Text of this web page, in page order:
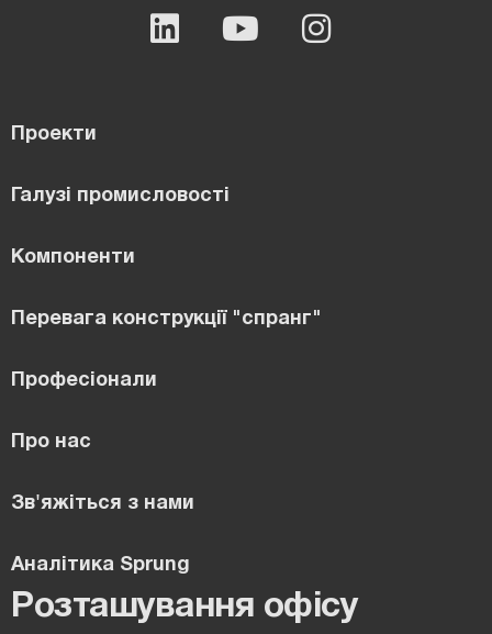
Проекти
Галузі промисловості
Компоненти
Перевага конструкції "спранг"
Професіонали
Про нас
Зв'яжіться з нами
Аналітика Sprung
Розташування офісу